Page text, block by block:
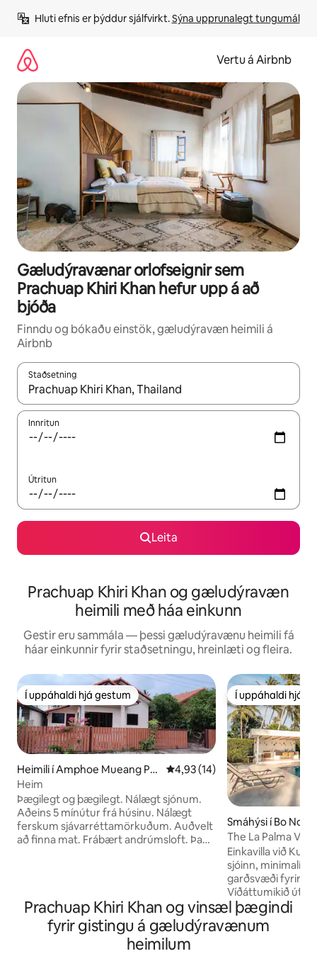
beint
Hluti efnis er þýddur sjálfvirkt. Sýna upprunalegt tungumál
Vertu á Airbnb
Gæludýravænar orlofseignir sem
Prachuap Khiri Khan hefur upp á að
bjóða
Finndu og bókaðu einstök, gæludýravæn heimili á
Airbnb
Staðsetning
Þegar niðurstöður liggja fyrir skaltu nota upp og niður
Innritun
Útritun
Leita
Prachuap Khiri Khan og gæludýravæn
heimili með háa einkunn
Gestir eru sammála — þessi gæludýravænu heimili fá
háar einkunnir fyrir staðsetningu, hreinlæti og fleira.
Í uppáhaldi hjá gestum
Í uppáhaldi hjá gestum
Heimili í Amphoe Mueang Pra
chuap Khiri Khan
4,93 af 5 í meðaleinkunn, 14
4,93 (14)
Heim
Þægilegt og þægilegt. Nálægt sjónum.
Aðeins 5 mínútur frá húsinu. Nálægt
ferskum sjávarréttamörkuðum. Auðvelt
að finna mat. Frábært andrúmsloft. Það
nágrenninu. Þú getur æft og hjólað út á
sjó. Sjórinn hentar mjög vel fyrir börn
sem elska sjóinn. Þar er einnig yndislegur
apabíll. Vingjarnlegt við alla. Við erum
Í uppáhaldi hjá
Í uppáhaldi hjá
Smáhýsi í Bo Nok
The La Palma
Einkavilla við Kuiburi-haf •
sjóinn,
garðsvæði fyrir
Víðáttumikið
gráður nálægt sjónum •
öldurnar og
svefnherberginu. Innieldhússvæði með
Prachuap Khiri Khan og vinsæl þægindi
fyrir gistingu á gæludýravænum
heimilum